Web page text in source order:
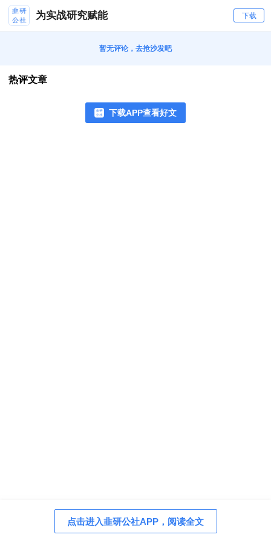
为实战研究赋能 下载
暂无评论，去抢沙发吧
热评文章
下载APP查看好文
点击进入韭研公社APP，阅读全文